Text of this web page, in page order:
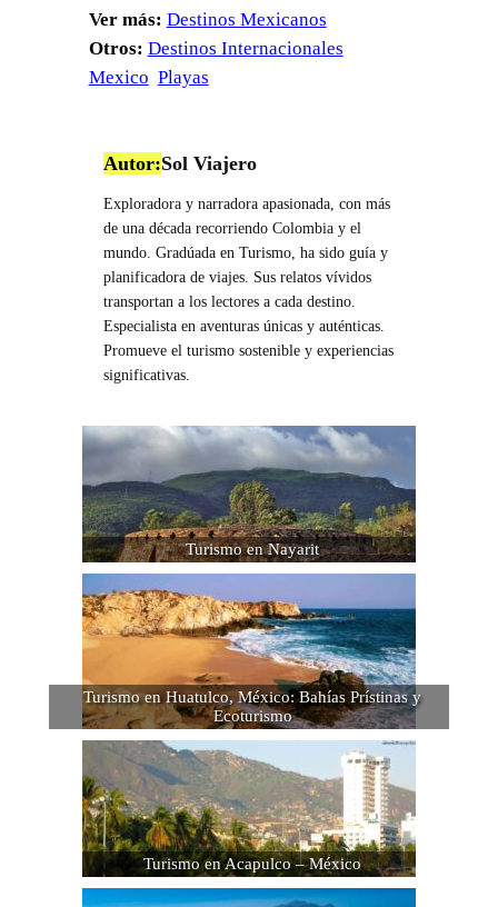
Ver más: Destinos Mexicanos
Otros: Destinos Internacionales
Mexico Playas
Autor:Sol Viajero
Exploradora y narradora apasionada, con más
de una década recorriendo Colombia y el
mundo. Gradúada en Turismo, ha sido guía y
planificadora de viajes. Sus relatos vívidos
transportan a los lectores a cada destino.
Especialista en aventuras únicas y auténticas.
Promueve el turismo sostenible y experiencias
significativas.
Turismo en Nayarit
Turismo en Huatulco, México: Bahías Prístinas y
Ecoturismo
Turismo en Acapulco – México